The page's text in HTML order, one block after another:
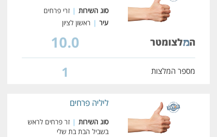
סוג השירות | זרי פרחים
עיר | ראשון לציון
10.0
מספר המלצות 1
ליליה פרחים
סוג השירות | זר פרחים לראש
בשביל הבת בת שלי